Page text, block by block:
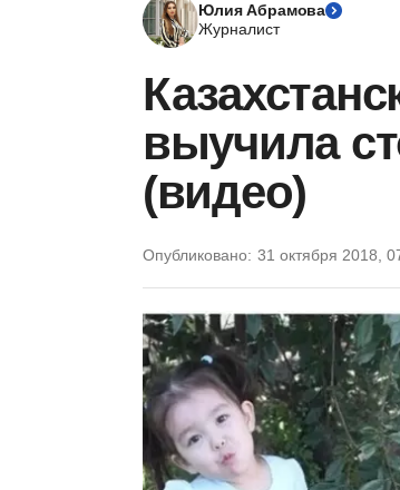
Юлия Абрамова
Журналист
выучила
(видео)
Опубликовано: 31 октября 2018,